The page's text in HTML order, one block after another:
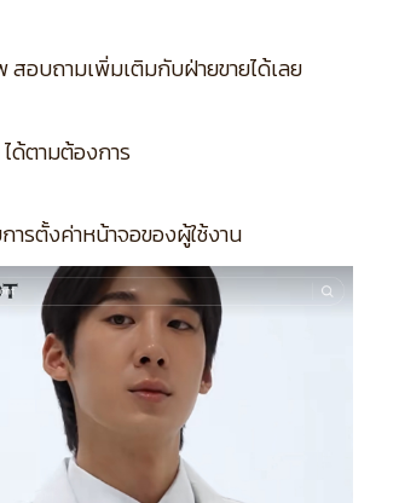
บถามเพิ่มเติมกับฝ่ายขายได้เลย
ด้ตามต้องการ
รตั้งค่าหน้าจอของผู้ใช้งาน